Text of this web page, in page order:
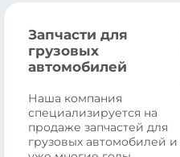
Запчасти для
грузовых
автомобилей
Наша компания
специализируется на
продаже запчастей для
грузовых автомобилей и